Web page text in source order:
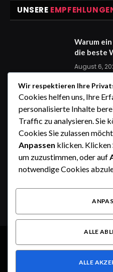
UNSERE
Warum
die beste
August 6,
STIG
erklärt
August 4,
STIG
Seriös
© 2026 Alle Rechte
Wir respektieren Ihre
Cookies helfen uns, Ihre
personalisierte Inhalte
Traffic zu analysieren. Sie
Cookies Sie zulassen
Anpassen klicken. Klicken
um zuzustimmen, oder auf
notwendige Cookies
ALLE
ALLE